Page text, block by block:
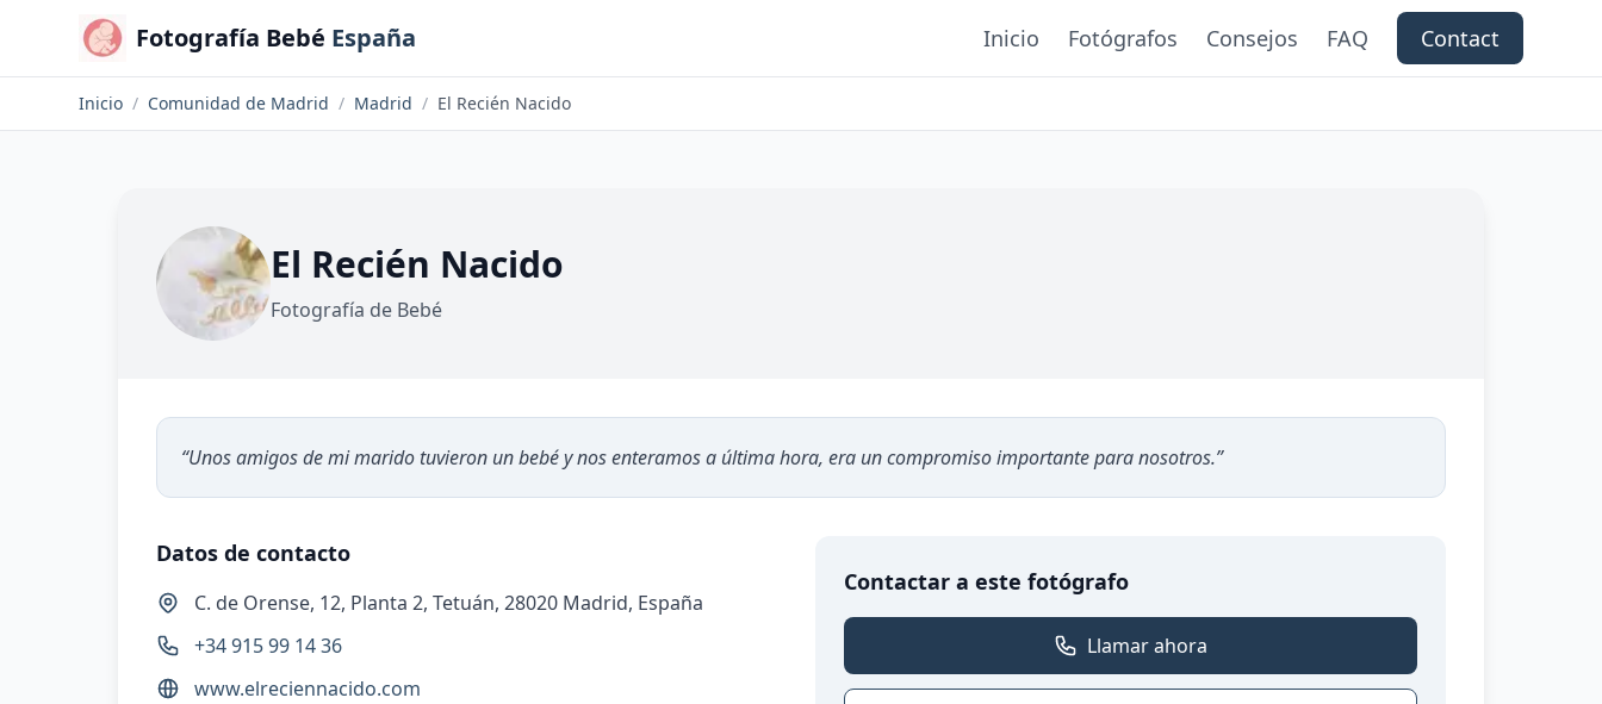
Fotografía Bebé España Inicio Fotógrafos Consejos FAQ Contact
Inicio / Comunidad de Madrid / Madrid / El Recién Nacido
El Recién Nacido
Fotografía de Bebé
“Unos amigos de mi marido tuvieron un bebé y nos enteramos a última hora, era un compromiso importante para nosotros.”
Datos de contacto
C. de Orense, 12, Planta 2, Tetuán, 28020 Madrid, España
+34 915 99 14 36
www.elreciennacido.com
Contactar a este fotógrafo
Llamar ahora